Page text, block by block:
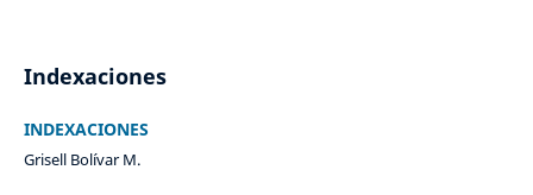
Indexaciones
INDEXACIONES
Grisell Bolívar M.